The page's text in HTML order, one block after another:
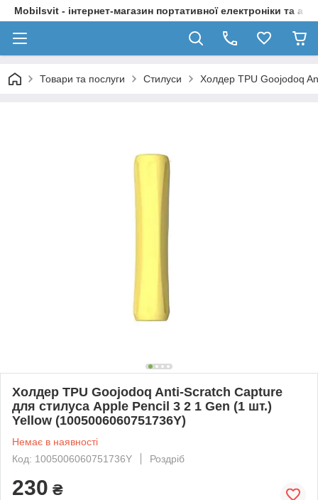
Mobilsvit - інтернет-магазин портативної електроніки та
Товари та послуги Стилуси Холдер TPU Goojodoq
Холдер TPU Goojodoq Anti-Scratch Capture
для стилуса Apple Pencil 3 2 1 Gen (1 шт.)
Yellow (1005006060751736Y)
Немає в наявності
Код: 1005006060751736Y
Роздріб
230 ₴